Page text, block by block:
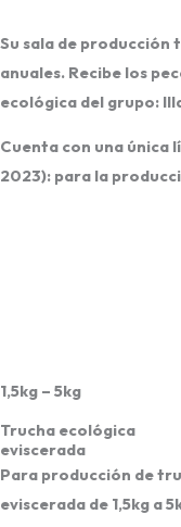
Su sala de producción
anuales. Recibe los
ecológica del grupo:
Cuenta con una única
2023): para la
1,5kg – 5kg
Trucha ecológica
eviscerada
Para producción de
eviscerada de 1,5kg a